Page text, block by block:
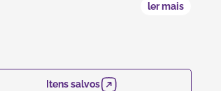
ler mais
Itens salvos